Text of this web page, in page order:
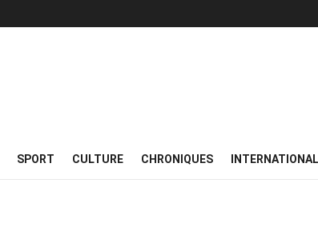
SPORT CULTURE CHRONIQUES INTERNATIONAL